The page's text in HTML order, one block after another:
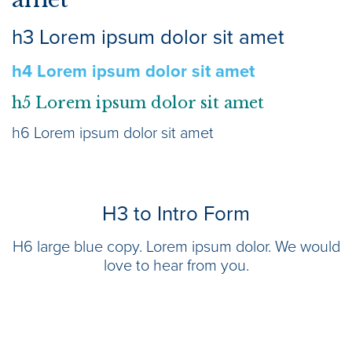
h3 Lorem ipsum dolor sit amet
h4 Lorem ipsum dolor sit amet
h5 Lorem ipsum dolor sit amet
h6 Lorem ipsum dolor sit amet
H3 to Intro Form
H6 large blue copy. Lorem ipsum dolor. We would
love to hear from you.